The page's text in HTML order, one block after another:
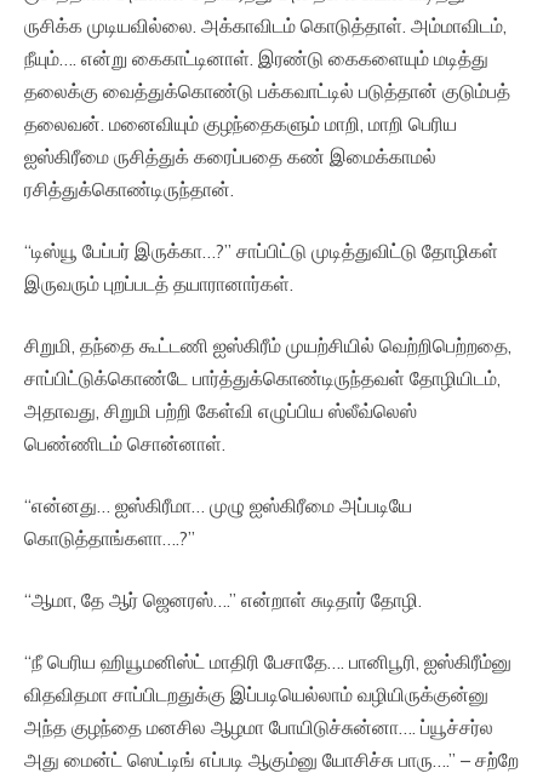
ருசிக்க முடியவில்லை. அக்காவிடம் கொடுத்தாள். அம்மாவிடம்,
நீயும்…. என்று கைகாட்டினாள். இரண்டு கைகளையும் மடித்து
தலைக்கு வைத்துக்கொண்டு பக்கவாட்டில் படுத்தான் குடும்பத்
தலைவன். மனைவியும் குழந்தைகளும் மாறி, மாறி பெரிய
ஐஸ்கிரீமை ருசித்துக் கரைப்பதை கண் இமைக்காமல்
ரசித்துக்கொண்டிருந்தான்.
“டிஸ்யூ பேப்பர் இருக்கா…?” சாப்பிட்டு முடித்துவிட்டு தோழிகள்
இருவரும் புறப்படத் தயாரானார்கள்.
சிறுமி, தந்தை கூட்டணி ஐஸ்கிரீம் முயற்சியில் வெற்றிபெற்றதை,
சாப்பிட்டுக்கொண்டே பார்த்துக்கொண்டிருந்தவள் தோழியிடம்,
அதாவது, சிறுமி பற்றி கேள்வி எழுப்பிய ஸ்லீவ்லெஸ்
பெண்ணிடம் சொன்னாள்.
“என்னது… ஐஸ்கிரீமா… முழு ஐஸ்கிரீமை அப்படியே
கொடுத்தாங்களா….?”
“ஆமா, தே ஆர் ஜெனரஸ்….” என்றாள் சுடிதார் தோழி.
“நீ பெரிய ஹியூமனிஸ்ட் மாதிரி பேசாதே…. பானிபூரி, ஐஸ்கிரீம்னு
விதவிதமா சாப்பிடறதுக்கு இப்படியெல்லாம் வழியிருக்குன்னு
அந்த குழந்தை மனசில ஆழமா போயிடுச்சுன்னா…. ப்யூச்சர்ல
அது மைன்ட் ஸெட்டிங் எப்படி ஆகும்னு யோசிச்சு பாரு….” – சற்றே